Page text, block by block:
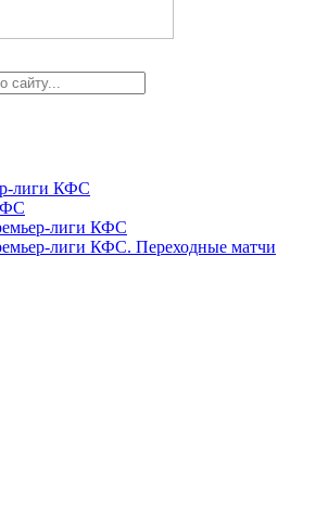
лиги КФС
лиги КФС
лиги КФС. Переходные матчи